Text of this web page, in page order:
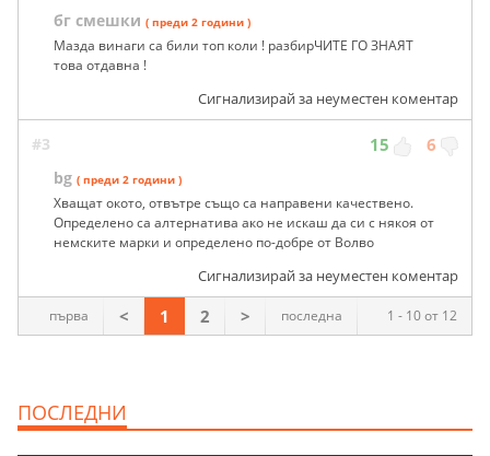
бг смешки ( преди 2 години )
Мазда винаги са били топ коли ! разбирЧИТЕ ГО ЗНАЯТ
това отдавна !
Сигнализирай за неуместен коментар
#3 15 6
bg ( преди 2 години )
Хващат окото, отвътре също са направени качествено.
Определено са алтернатива ако не искаш да си с някоя от
немските марки и определено по-добре от Волво
Сигнализирай за неуместен коментар
1 - 10 от 12
първа < 1 2 > последна
ПОСЛЕДНИ